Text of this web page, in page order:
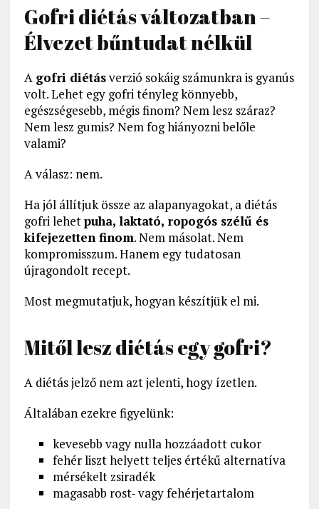
Gofri diétás változatban –
Élvezet bűntudat nélkül
A gofri diétásverzió sokáig számunkra is gyanús
volt. Lehet egy gofri tényleg könnyebb,
egészségesebb, mégis finom? Nem lesz száraz?
Nem lesz gumis? Nem fog hiányozni belőle
valami?
A válasz: nem.
Ha jól állítjuk össze az alapanyagokat, a diétás
gofri lehetpuha, laktató, ropogós szélű és
kifejezetten finom. Nem másolat. Nem
kompromisszum. Hanem egy tudatosan
újragondolt recept.
Most megmutatjuk, hogyan készítjük el mi.
Mitől lesz diétás egy gofri?
A diétás jelző nem azt jelenti, hogy ízetlen.
Általában ezekre figyelünk:
kevesebb vagy nulla hozzáadott cukor
fehér liszt helyett teljes értékű alternatíva
mérsékelt zsiradék
magasabb rost- vagy fehérjetartalom